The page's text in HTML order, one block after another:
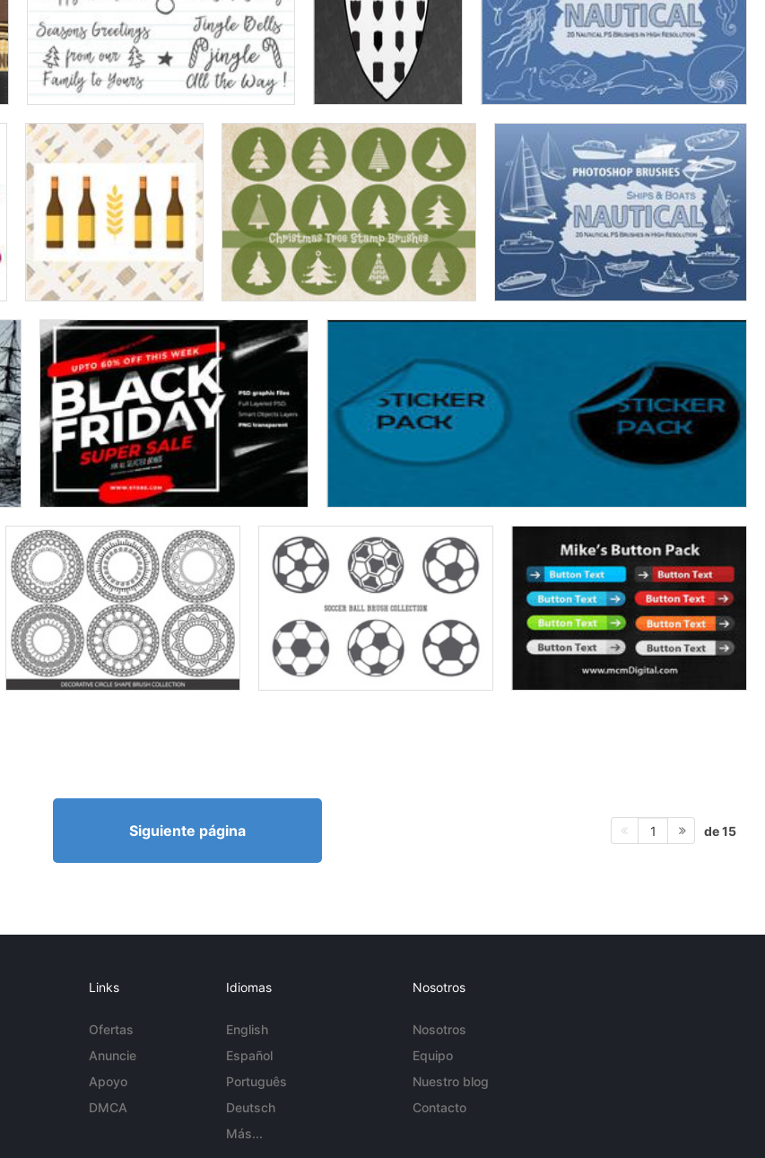
Siguiente página 1 de 15
Links
Ofertas
Anuncie
Apoyo
DMCA
Idiomas
English
Español
Português
Deutsch
Más...
Nosotros
Nosotros
Equipo
Nuestro blog
Contacto